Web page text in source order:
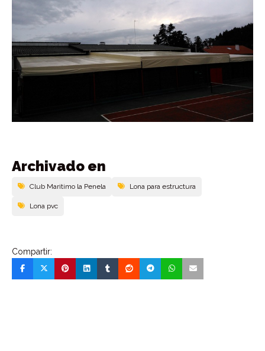
Archivado en
Club Maritimo la Penela Lona para estructura
Lona pvc
Compartir: